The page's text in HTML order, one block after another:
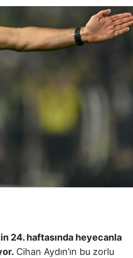
24. haftasında heyecanla
Cihan Aydın’ın bu zorlu